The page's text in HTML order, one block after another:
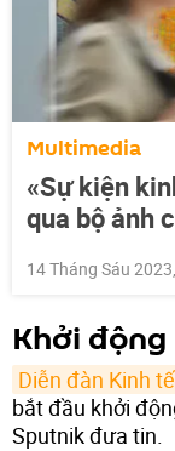
Multimedia
«Sự kiện
qua bộ ảnh
14 Tháng Sáu
Khởi động
Diễn đàn Kinh
bắt đầu khởi
Sputnik đưa tin.